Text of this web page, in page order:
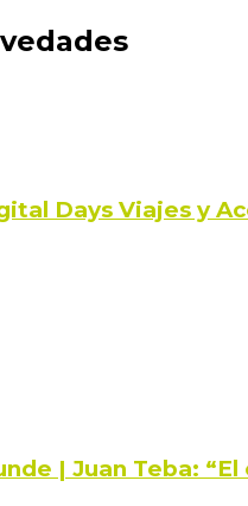
Days Viajes y
| Juan Teba: